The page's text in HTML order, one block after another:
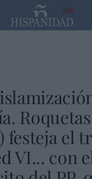
30
festeja el
VI... con